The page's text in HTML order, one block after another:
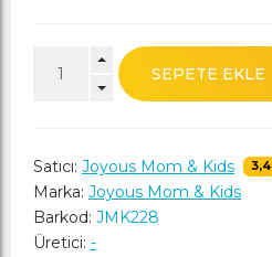
SEPETE EKLE
Satıcı: Joyous Mom & Kids 3,4
Marka: Joyous Mom & Kids
Barkod: JMK228
Üretici: -